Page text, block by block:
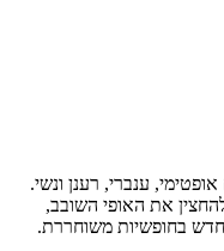
ענברי, רענן ונשי.
את האופי השובב,
בחופשיות משוחררת.